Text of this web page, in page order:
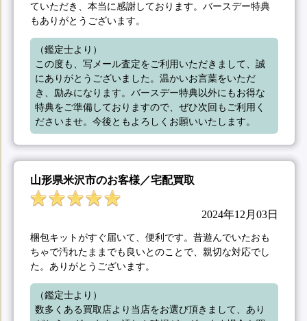
ていただき、本当に感謝しております。バースデー特典
もありがとうございます。
（鑑定士より）
この度も、写メール査定をご利用いただきまして、誠
にありがとうございました。温かいお言葉をいただ
き、励みになります。バースデー特典以外にもお得な
特典をご準備しておりますので、ぜひ次回もご利用く
ださいませ。今後ともよろしくお願いいたします。
山形県米沢市のお客様／宅配買取
2024年12月03日
梱包キットがすぐ届いて、便利です。昔遊んでいたおも
ちゃで汚れたままでも良いとのことで、親切な対応でし
た。ありがとうございます。
（鑑定士より）
数多くある買取店より当店をお選び頂きまして、あり